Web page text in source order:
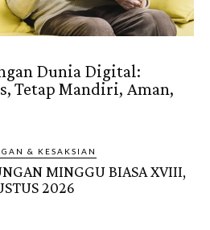
Dunia Digital:
Tetap Mandiri, Aman,
& KESAKSIAN
MINGGU BIASA XVIII,
2026